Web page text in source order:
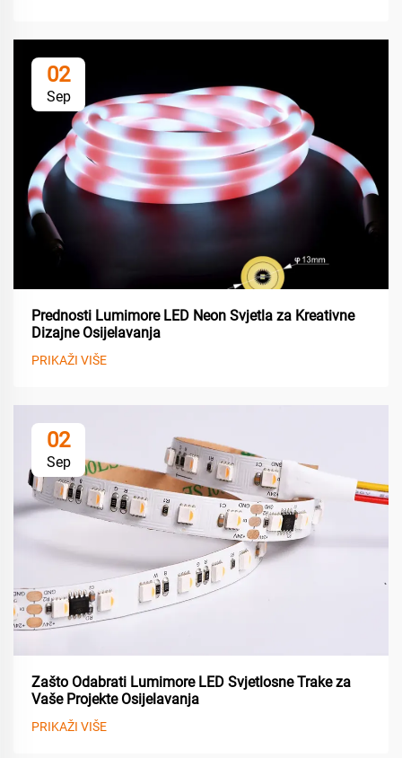
02
Sep
Prednosti Lumimore LED Neon Svjetla za Kreativne
Dizajne Osijelavanja
PRIKAŽI VIŠE
02
Sep
Zašto Odabrati Lumimore LED Svjetlosne Trake za
Vaše Projekte Osijelavanja
PRIKAŽI VIŠE